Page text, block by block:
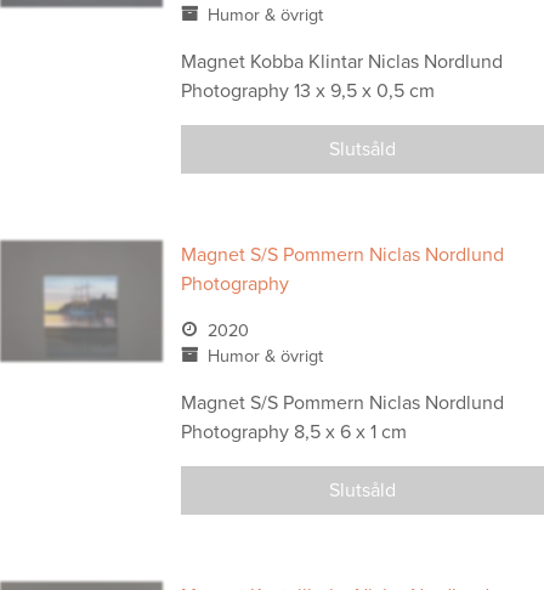
Humor & övrigt
Magnet Kobba Klintar Niclas Nordlund
Photography 13 x 9,5 x 0,5 cm
Slutsåld
Magnet S/S Pommern Niclas Nordlund
Photography
2020
Humor & övrigt
Magnet S/S Pommern Niclas Nordlund
Photography 8,5 x 6 x 1 cm
Slutsåld